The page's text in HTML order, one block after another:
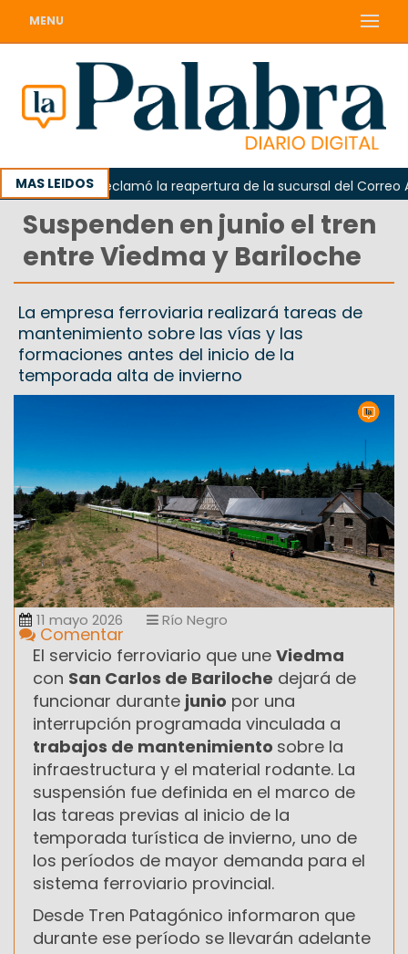
MENU
MAS LEIDOS
Odarda reclamó la reapertura de la sucursal del Correo
Suspenden en junio el tren
entre Viedma y Bariloche
La empresa ferroviaria realizará tareas de
mantenimiento sobre las vías y las
formaciones antes del inicio de la
temporada alta de invierno
11 mayo 2026 Río Negro
Comentar
El servicio ferroviario que une Viedma
con San Carlos de Bariloche dejará de
funcionar durante junio por una
interrupción programada vinculada a
trabajos de mantenimiento sobre la
infraestructura y el material rodante. La
suspensión fue definida en el marco de
las tareas previas al inicio de la
temporada turística de invierno, uno de
los períodos de mayor demanda para el
sistema ferroviario provincial.
Desde Tren Patagónico informaron que
durante ese período se llevarán adelante